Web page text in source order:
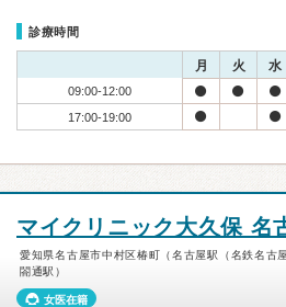
診療時間
月 火 水
09:00-12:00
17:00-19:00
マイクリニック大久保 名
愛知県名古屋市中村区椿町（名古屋駅（名鉄名古
閤通駅）
女医在籍